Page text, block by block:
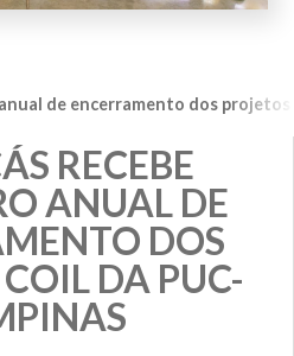
de encerramento dos projetos
RECEBE
ANUAL DE
DOS
DA PUC-